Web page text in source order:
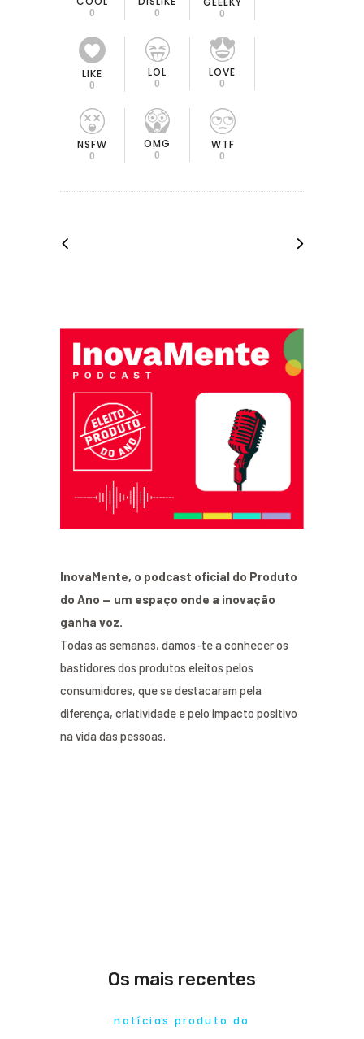
0 0 0
LIKE
0
LOL
0
LOVE
0
NSFW
0
OMG
0
WTF
0
InovaMente, o podcast oficial do Produto
do Ano — um espaço onde a inovação
ganha voz.
Todas as semanas, damos-te a conhecer os
bastidores dos produtos eleitos pelos
consumidores, que se destacaram pela
diferença, criatividade e pelo impacto positivo
na vida das pessoas.
Os mais recentes
notícias produto do